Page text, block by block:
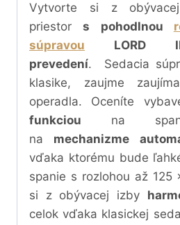
Vytvorte si z
priestors pohodlnou
súpravou
LORD
prevedení.
Sedacia
klasike, zaujme
operadla. Oceníte
funkciou na
na mechanizme
vďaka ktorému bude
spanie s rozlohou až 125
si z obývacej izby
celok vďaka klasickej